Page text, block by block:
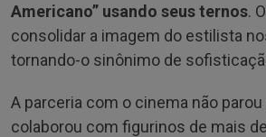
Americano” usando seus ternos.
consolidar a imagem do estilista
tornando-o sinônimo de
A parceria com o cinema não parou
colaborou com figurinos de mais de